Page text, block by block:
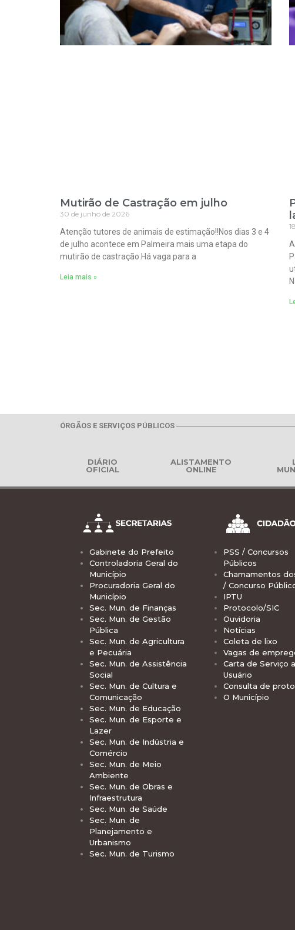
Mutirão de Castração em julho
30 de junho de 2026
Atenção tutores de animais de estimação!!Nos dias 3 e 4
de julho acontece em Palmeira mais uma etapa do
mutirão de castração.Há vaga para a
Leia mais »
ÓRGÃOS E SERVIÇOS PÚBLICOS
DIÁRIO
OFICIAL
ALISTAMENTO
ONLINE
Gabinete do Prefeito
Controladoria Geral do
Município
Procuradoria Geral do
Município
Sec. Mun. de Finanças
Sec. Mun. de Gestão
Pública
Sec. Mun. de Agricultura
e Pecuária
Sec. Mun. de Assistência
Social
Sec. Mun. de Cultura e
Comunicação
Sec. Mun. de Educação
Sec. Mun. de Esporte e
Lazer
Sec. Mun. de Indústria e
Comércio
Sec. Mun. de Meio
Ambiente
Sec. Mun. de Obras e
Infraestrutura
Sec. Mun. de Saúde
Sec. Mun. de
Planejamento e
Urbanismo
Sec. Mun. de Turismo
PSS / Concursos
Públicos
Chamamentos
/ Concurso
IPTU
Protocolo/SIC
Ouvidoria
Notícias
Coleta de lixo
Vagas de
Carta de Serviço
Usuário
Consulta de
O Município